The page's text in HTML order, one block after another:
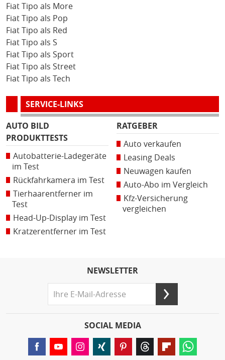
Fiat Tipo als More
Fiat Tipo als Pop
Fiat Tipo als Red
Fiat Tipo als S
Fiat Tipo als Sport
Fiat Tipo als Street
Fiat Tipo als Tech
SERVICE-LINKS
AUTO BILD
PRODUKTTESTS
Autobatterie-Ladegeräte
im Test
Rückfahrkamera im Test
Tierhaarentferner im
Test
Head-Up-Display im Test
Kratzerentferner im Test
RATGEBER
Auto verkaufen
Leasing Deals
Neuwagen kaufen
Auto-Abo im Vergleich
Kfz-Versicherung
vergleichen
NEWSLETTER
SOCIAL MEDIA